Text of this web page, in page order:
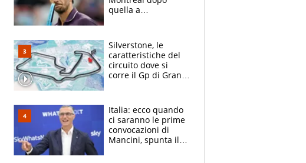
quella a
tutto"
Silverstone, le
caratteristiche del
circuito dove si
corre il Gp di Gran
Italia: ecco quando
ci saranno le prime
convocazioni di
Mancini, spunta il